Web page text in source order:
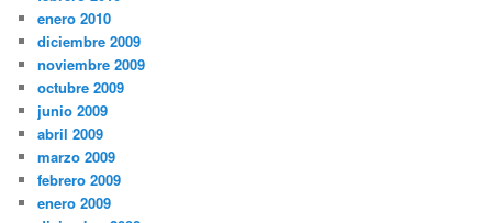
enero 2010
diciembre 2009
noviembre 2009
octubre 2009
junio 2009
abril 2009
marzo 2009
febrero 2009
enero 2009